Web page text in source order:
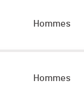
Hommes
Hommes